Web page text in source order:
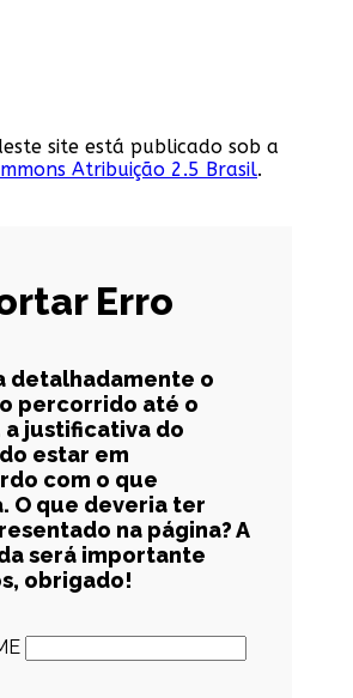
site está publicado sob a
Atribuição 2.5 Brasil.
Erro
detalhadamente o
percorrido até o
a justificativa do
estar em
com o que
O que deveria ter
na página? A
será importante
obrigado!